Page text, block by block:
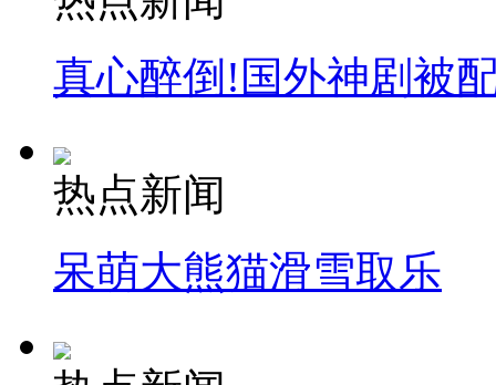
真心醉倒!国外神剧被
热点新闻
呆萌大熊猫滑雪取乐